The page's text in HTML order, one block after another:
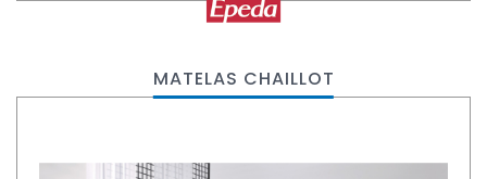
MATELAS CHAILLOT